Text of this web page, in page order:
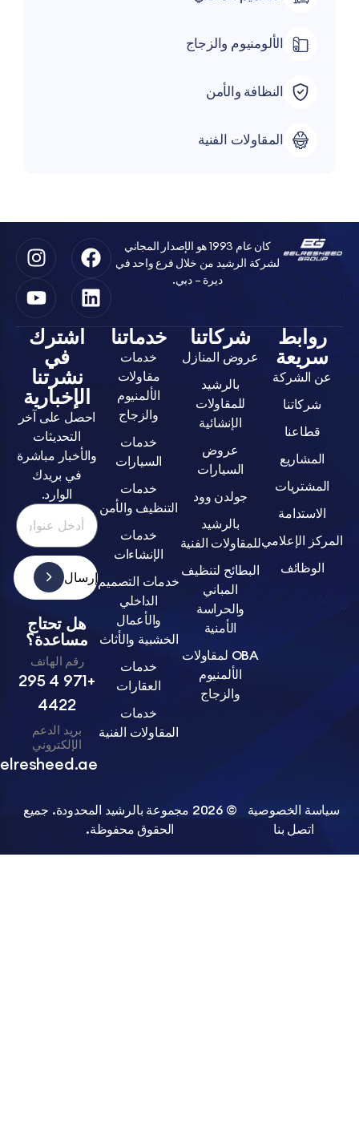
الألومنيوم والزجاج
النظافة والأمن
المقاولات الفنية
كان عام 1993 هو الإصدار المجاني
لشركة الرشيد من خلال فرع واحد في
شركاتنا
عروض المنازل
بالرشيد
للمقاولات
الإنشائية
السيارات
جولدن وود
بالرشيد
للمقاولات الفنية
البطائح لتنظيف
OBA لمقاولات
خدماتنا
خدمات
الألمنيوم
والزجاج
السيارات
التنظيف والأمن
خدمات
الإنشاءات
خدمات التصميم
الداخلي
والأعمال
الخشبية والأثاث
خدمات
العقارات
المقاولات الفنية
اشترك
في
نشرتنا
الإخبارية
احصل على آخر
والأخبار مباشرة
في بريدك
الوارد.
إرسال
هل تحتاج
مساعدة؟
رقم الهاتف
+971 4 295
بريد الدعم
info@belresheed.ae
الخصوصية
© 2026 مجموعة بالرشيد المحدودة. جميع
الحقوق محفوظة.